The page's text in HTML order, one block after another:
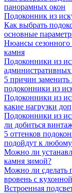
панорамных окон
Подоконник из
Как выбрать
основные
Нюансы сезонного
камня
Подоконники из
административных
5 причин
подоконники из
Подоконники из
какие нагрузки
Подоконники из
ли добиться
5 оттенков
подойдут к
Можно ли
камня зимой?
Можно ли сделать
вровень с
Встроенная